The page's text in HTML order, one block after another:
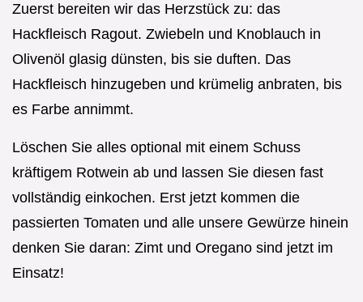
Zuerst bereiten wir das Herzstück zu: das
Hackfleisch Ragout. Zwiebeln und Knoblauch in
Olivenöl glasig dünsten, bis sie duften. Das
Hackfleisch hinzugeben und krümelig anbraten, bis
es Farbe annimmt.
Löschen Sie alles optional mit einem Schuss
kräftigem Rotwein ab und lassen Sie diesen fast
vollständig einkochen. Erst jetzt kommen die
passierten Tomaten und alle unsere Gewürze hinein
denken Sie daran: Zimt und Oregano sind jetzt im
Einsatz!